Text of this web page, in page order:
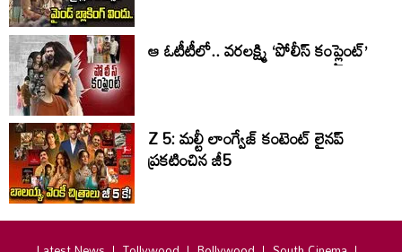
ఆ ఓటీటీలో.. వ‌ర‌ల‌క్ష్మి ‘పోలీస్ కంప్లైంట్’
Z 5: మల్టీ లాంగ్వేజ్‌ కంటెంట్‌ లైనప్‌
ప్రకటించిన జీ5